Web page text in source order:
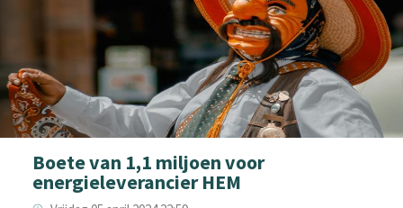
Boete van 1,1 miljoen voor
energieleverancier HEM